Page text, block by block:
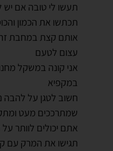
תעשו לי טובה אם
תכתשו את הכמון
אותם קצת במחבת
עצום לטעם
אני קונה במשקל
במקפיא
חשוב לטגן על להבה
שמתרככים מעט
אתם יכולים לוותר
תגישו את המרק עם